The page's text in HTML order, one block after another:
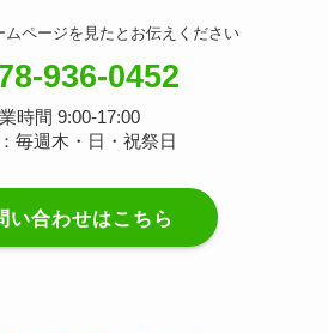
ムページを見たとお伝えください
936-0452
時間 9:00-17:00
毎週木・日・祝祭日
い合わせはこちら